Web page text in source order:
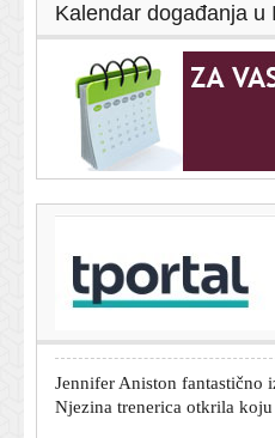
Kalendar događanja u
T-portal.hr
'borbena' pjesma o hrabrosti
vremenu
Jennifer Aniston fantastično
Njezina trenerica otkrila koju